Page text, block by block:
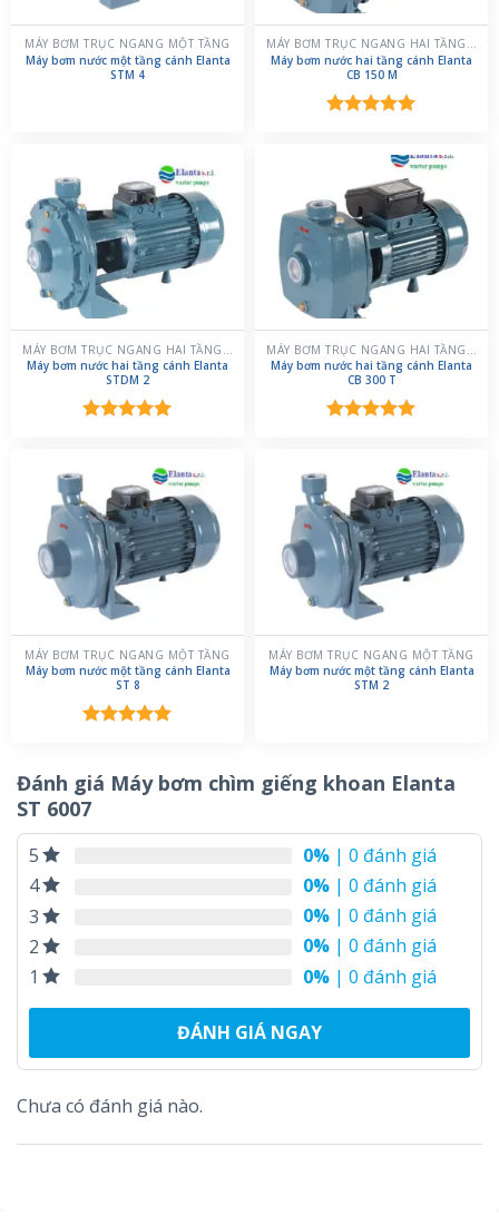
MÁY BƠM TRỤC NGANG MỘT TẦNG
Máy bơm nước một tầng cánh Elanta
STM 4
MÁY BƠM TRỤC NGANG HAI TẦNG CÁNH
Máy bơm nước hai tầng cánh Elanta
CB 150 M
Máy bơm nước hai tầng cánh Elanta
STDM 2
Máy bơm nước hai tầng cánh Elanta
CB 300 T
MÁY BƠM TRỤC NGANG MỘT TẦNG
Máy bơm nước một tầng cánh Elanta
ST 8
5 sao
MÁY BƠM TRỤC NGANG MỘT TẦNG
Máy bơm nước một tầng cánh Elanta
STM 2
Đánh giá Máy bơm chìm giếng khoan Elanta
ST 6007
5 0% | 0 đánh giá
4
0% | 0 đánh giá
3
0% | 0 đánh giá
2
0% | 0 đánh giá
1
0% | 0 đánh giá
ĐÁNH GIÁ NGAY
Chưa có đánh giá nào.